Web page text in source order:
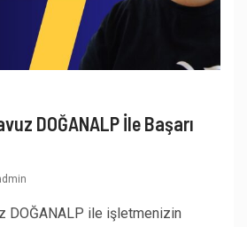
DOĞANALP İle Başarı
DOĞANALP ile işletmenizin